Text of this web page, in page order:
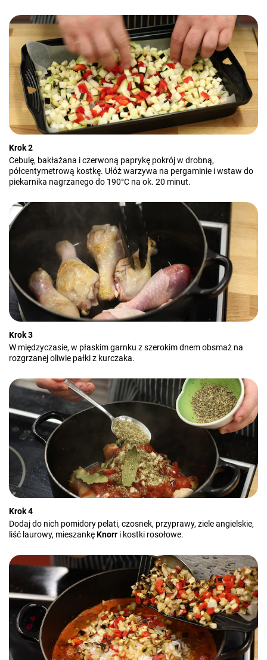
Krok 2
Cebulę, bakłażana i czerwoną paprykę pokrój w drobną,
półcentymetrową kostkę. Ułóż warzywa na pergaminie i wstaw do
piekarnika nagrzanego do 190°C na ok. 20 minut.
Krok 3
W międzyczasie, w płaskim garnku z szerokim dnem obsmaż na
rozgrzanej oliwie pałki z kurczaka.
Krok 4
Dodaj do nich pomidory pelati, czosnek, przyprawy, ziele angielskie,
liść laurowy, mieszankęKnorr i kostki rosołowe.